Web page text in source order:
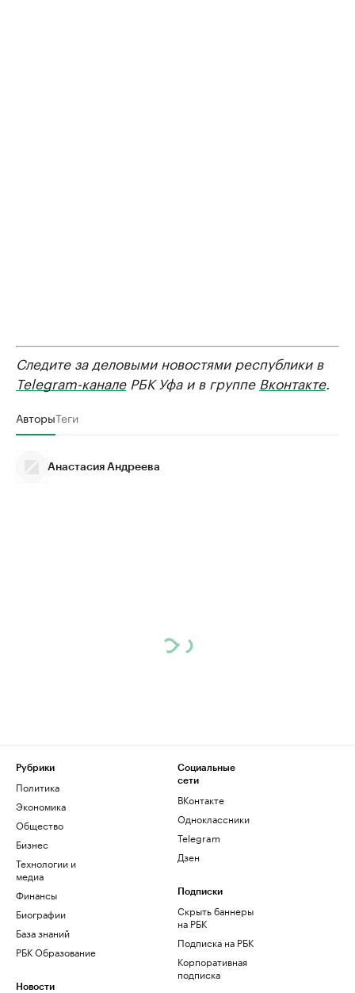
Следите за деловыми новостями республики в
Telegram-каналеРБК Уфа и в группе Вконтакте.
АвторыТеги
Анастасия Андреева
Рубрики
Политика
Экономика
Общество
Бизнес
Технологии и
медиа
Финансы
Биографии
База знаний
РБК Образование
Новости
Социальные
сети
ВКонтакте
Одноклассники
Telegram
Дзен
Подписки
Скрыть баннеры
на РБК
Подписка на РБК
Корпоративная
подписка